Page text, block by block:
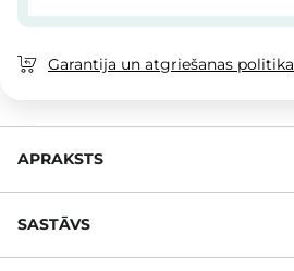
Garantija un atgriešanas politika
APRAKSTS
SASTĀVS